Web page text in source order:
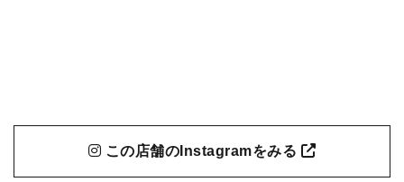
この店舗のInstagramをみる